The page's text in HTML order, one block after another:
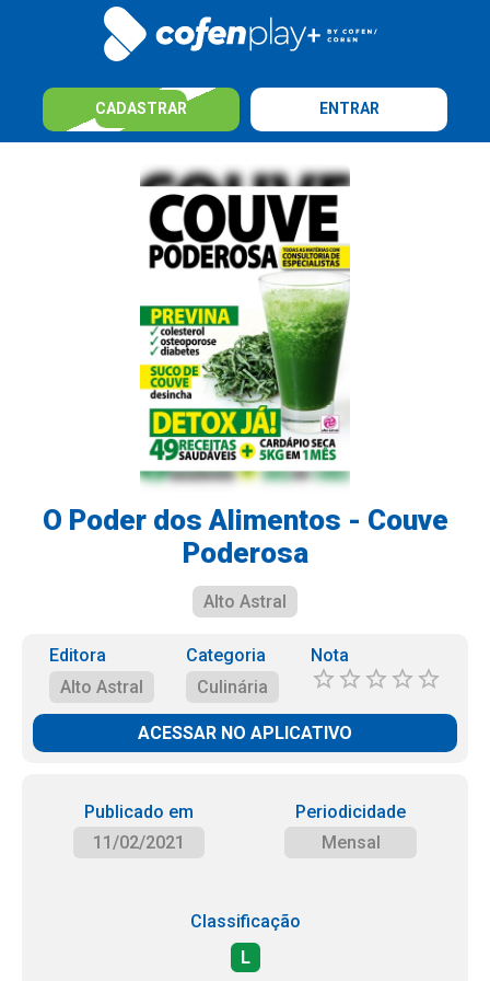
CADASTRAR ENTRAR
O Poder dos Alimentos - Couve
Poderosa
Alto Astral
Editora
Alto Astral
Categoria
Culinária
Nota
ACESSAR NO APLICATIVO
Publicado em
11/02/2021
Periodicidade
Mensal
Classificação
L